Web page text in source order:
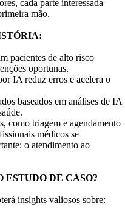
cada parte interessada
mão.
pacientes de alto risco
oportunas.
IA reduz erros e acelera o
baseados em análises de IA
como triagem e agendamento
médicos se
o atendimento ao
ESTUDO DE CASO?
insights valiosos sobre: